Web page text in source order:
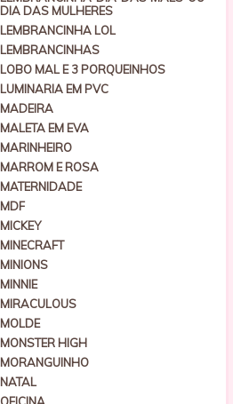
DIA DAS MULHERES
LEMBRANCINHA LOL
LEMBRANCINHAS
LOBO MAL E 3 PORQUEINHOS
LUMINARIA EM PVC
MADEIRA
MALETA EM EVA
MARINHEIRO
MARROM E ROSA
MATERNIDADE
MDF
MICKEY
MINECRAFT
MINIONS
MINNIE
MIRACULOUS
MOLDE
MONSTER HIGH
MORANGUINHO
NATAL